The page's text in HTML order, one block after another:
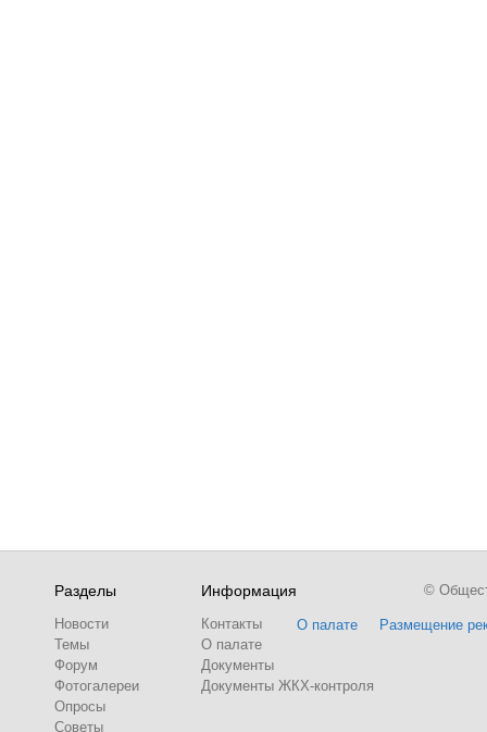
Разделы
Новости
Темы
Форум
Фотогалереи
Опросы
Советы
Информация
Контакты
О палате
Документы
Документы ЖКХ-контроля
О палате Размещение
©